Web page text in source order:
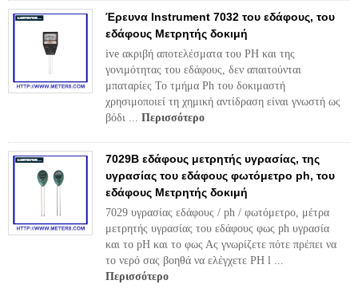
Έρευνα Instrument 7032 του εδάφους, του
εδάφους Μετρητής δοκιμή
ive ακριβή αποτελέσματα του PH και της
γονιμότητας του εδάφους, δεν απαιτούνται
μπαταρίες Το τμήμα Ph του δοκιμαστή
χρησιμοποιεί τη χημική αντίδραση είναι γνωστή ως
βόδι ... Περισσότερο
7029B εδάφους μετρητής υγρασίας, της
υγρασίας του εδάφους φωτόμετρο ph, του
εδάφους Μετρητής δοκιμή
7029 υγρασίας εδάφους / ph / φωτόμετρο, μέτρα
μετρητής υγρασίας του εδάφους φως ph υγρασία
και το pH και το φως Ας γνωρίζετε πότε πρέπει να
το νερό σας βοηθά να ελέγχετε PH l ...
Περισσότερο